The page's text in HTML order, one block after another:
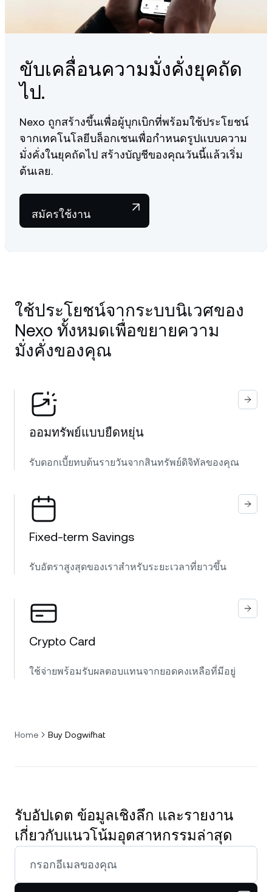
ขับเคลื่อนความมั่งคั่งยุคถัด
ไป.
Nexo ถูกสร้างขึ้นเพื่อผู้บุกเบิกที่พร้อมใช้ประโยชน์
จากเทคโนโลยีบล็อกเชนเพื่อกำหนดรูปแบบความ
มั่งคั่งในยุคถัดไป สร้างบัญชีของคุณวันนี้แล้วเริ่ม
ต้นเลย.
สมัครใช้งาน
ใช้ประโยชน์จากระบบนิเวศของ
Nexo ทั้งหมดเพื่อขยายความ
มั่งคั่งของคุณ
ออมทรัพย์แบบยืดหยุ่น
รับดอกเบี้ยทบต้นรายวันจากสินทรัพย์ดิจิทัลของคุณ
Fixed-term Savings
รับอัตราสูงสุดของเราสำหรับระยะเวลาที่ยาวขึ้น
Crypto Card
ใช้จ่ายพร้อมรับผลตอบแทนจากยอดคงเหลือที่มีอยู่
Home Buy Dogwifhat
รับอัปเดต ข้อมูลเชิงลึก และรายงาน
เกี่ยวกับแนวโน้มอุตสาหกรรมล่าสุด